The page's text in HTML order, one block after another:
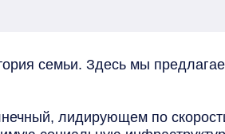
семьи. Здесь мы
лидирующем по